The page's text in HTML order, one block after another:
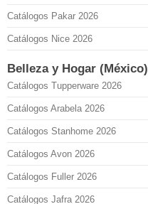
Catálogos Pakar 2026
Catálogos Nice 2026
Belleza y Hogar (México)
Catálogos Tupperware 2026
Catálogos Arabela 2026
Catálogos Stanhome 2026
Catálogos Avon 2026
Catálogos Fuller 2026
Catálogos Jafra 2026